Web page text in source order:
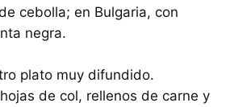
cebolla; en Bulgaria, con
negra.
plato muy difundido.
de col, rellenos de carne y